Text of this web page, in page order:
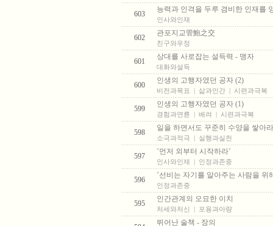
603
능력과 인격을 두루 겸비한 인재를
인사와인재
602
관포지교管鮑之交
친구와우정
601
상대를 사로잡는 설득력 - 맹자
대화와설득
600
인생의 고행자였던 공자 (2)
비전과목표 삶과인간 시련과극복
599
인생의 고행자였던 공자 (1)
경험과연륜 배려 시련과극복
598
일을 하면서도 꾸준히 수양을 쌓아
소극과적극 실행과실천
597
’먼저 외부터 시작하라’
인사와인재 인정과존중
596
’선비는 자기를 알아주는 사람을 위
인정과존중
595
인간관계의 오묘한 이치
처세와처신 포용과아량
뛰어난 술책 - 장의